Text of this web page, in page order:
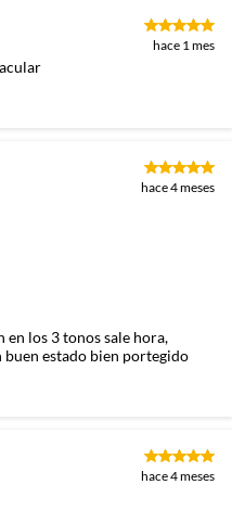
hace 1 mes
hace 4 meses
en los 3 tonos sale hora,
buen estado bien portegido
hace 4 meses